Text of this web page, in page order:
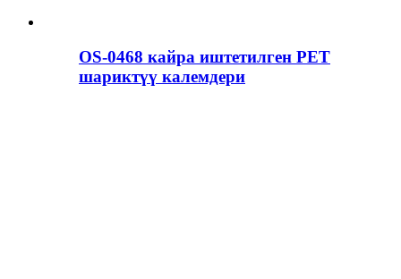
OS-0468 кайра иштетилген PET
шариктүү калемдери